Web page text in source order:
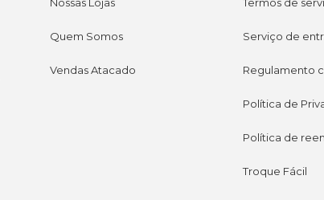
Quem Somos
Vendas Atacado
Serviço de
Regulamento
Política de
Política de
Troque Fácil